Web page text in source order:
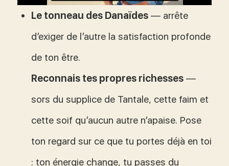
Le tonneau des Danaïdes— arrête
d’exiger de l’autre la satisfaction profonde
de ton être.
Reconnais tes propres richesses—
sors du supplice de Tantale, cette faim et
cette soif qu’aucun autre n’apaise. Pose
ton regard sur ce que tu portes déjà en toi
: ton énergie change, tu passes du